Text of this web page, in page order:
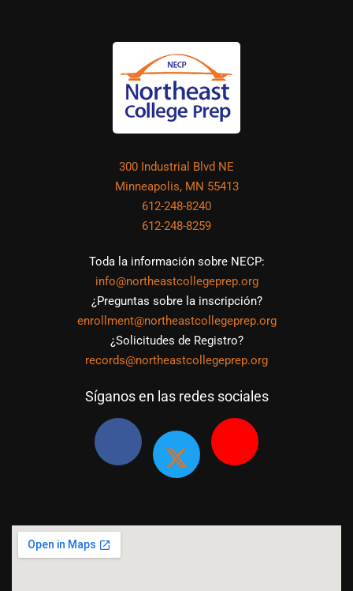
300 Industrial Blvd NE
Minneapolis, MN 55413
612-248-8240
612-248-8259
Toda la información sobre NECP:
info@northeastcollegeprep.org
¿Preguntas sobre la inscripción?
enrollment@northeastcollegeprep.org
¿Solicitudes de Registro?
records@northeastcollegeprep.org
Síganos en las redes sociales